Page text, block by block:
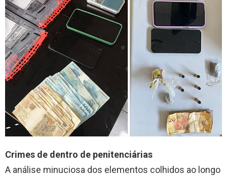
Crimes de dentro de penitenciárias
A análise minuciosa dos elementos colhidos ao longo